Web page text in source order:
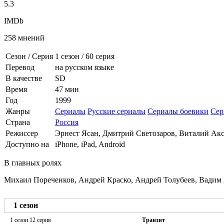
5.3
IMDb
258 мнений
Сезон / Серия 1 сезон /60 серия
Перевод
на русском языке
В качестве
SD
Время
47 мин
Год
1999
Жанры
Сериалы Русские сериалы Сериалы боевики
Страна
Россия
Режиссер
Эрнест Ясан, Дмитрий Светозаров, Виталий
Доступно на
iPhone, iPad, Android
В главных ролях
Михаил Пореченков, Андрей Краско, Андрей Толубеев,
1 сезон
1 сезон 12 серия Транзит